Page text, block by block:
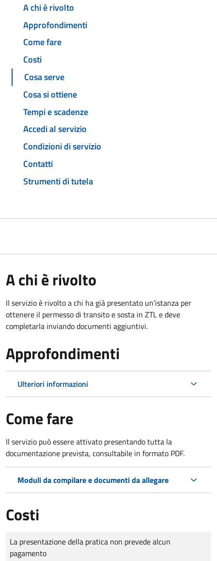
A chi è rivolto
Approfondimenti
Come fare
Costi
Cosa serve
Cosa si ottiene
Tempi e scadenze
Accedi al servizio
Condizioni di servizio
Contatti
Strumenti di tutela
A chi è rivolto
Il servizio è rivolto a chi ha già presentato un’istanza per
ottenere il permesso di transito e sosta in ZTL e deve
completarla inviando documenti aggiuntivi.
Approfondimenti
Ulteriori informazioni
Come fare
Il servizio può essere attivato presentando tutta la
documentazione prevista, consultabile in formato PDF.
Moduli da compilare e documenti da allegare
Costi
Tipo di pagamento
Importo
La presentazione della pratica non prevede alcun
pagamento